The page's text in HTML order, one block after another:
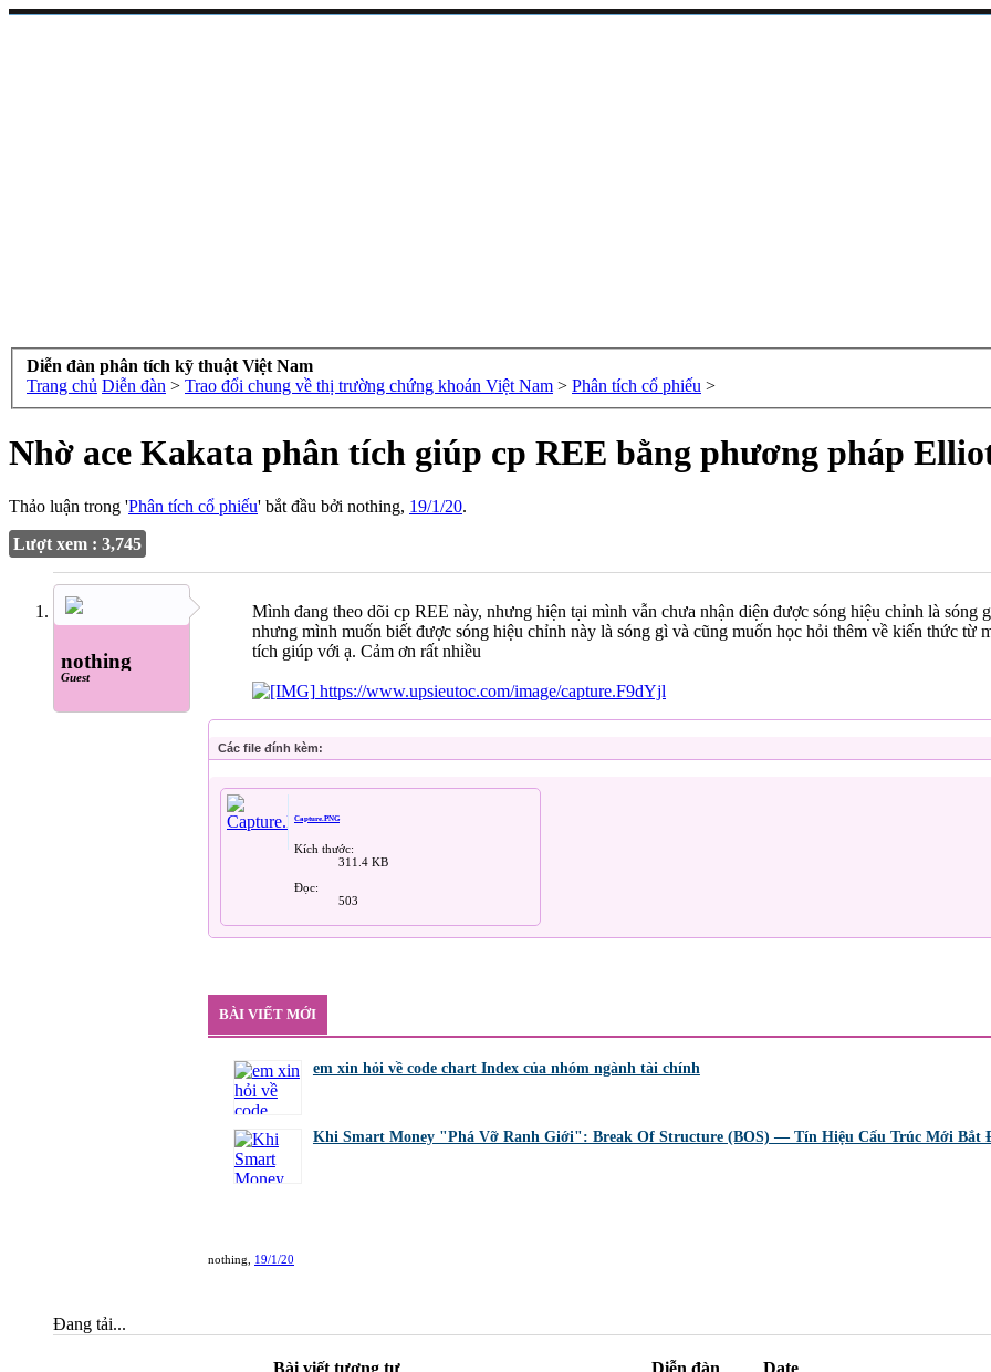
Diễn đàn phân tích kỹ thuật Việt Nam
Trang chủ Diễn đàn > Trao đổi chung về thị trường chứng khoán Việt Nam > Phân tích cổ phiếu >
Nhờ ace Kakata phân tích giúp cp REE bằng phương pháp
Thảo luận trong 'Phân tích cổ phiếu' bắt đầu bởi nothing, 19/1/20.
Lượt xem : 3,745
nothing
Guest
Mình đang theo dõi cp REE này, nhưng hiện tại mình vẫn chưa nhận diện được sóng hiệu chỉnh là sóng
nhưng mình muốn biết được sóng hiệu chỉnh này là sóng gì và cũng muốn học hỏi thêm về kiến thức
tích giúp với ạ. Cảm ơn rất nhiều
https://www.upsieutoc.com/image/capture.F9dYjl
Các file đính kèm:
Capture.PNG
Kích thước:
311.4 KB
Đọc:
503
BÀI VIẾT MỚI
em xin hỏi về code chart Index của nhóm ngành tài chính
bởiGiaBao09052000, 8/7/26 lúc 10:21
Khi Smart Money "Phá Vỡ Ranh Giới": Break Of Structure (BOS) — Tín Hiệu Cấu Trúc Mới Bắt
nothing 19/1/20
Đang tải...
Bài viết tương tự Diễn đàn
Date